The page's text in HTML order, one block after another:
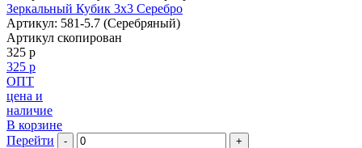
Зеркальный Кубик 3х3 Серебро
Артикул: 581-5.7 (Серебряный)
Артикул скопирован
325 р
325 р
ОПТ
цена и
наличие
В корзине
Перейти
- +